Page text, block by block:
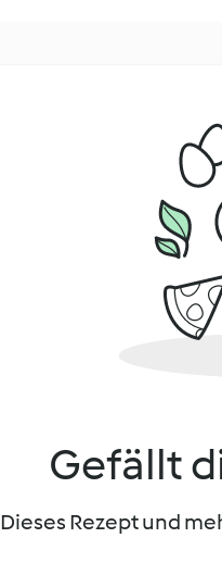
Gefällt
Dieses Rezept und